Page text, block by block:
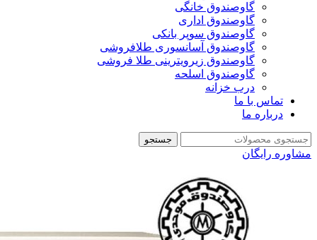
گاوصندوق خانگی
گاوصندوق اداری
گاوصندوق سوپر بانکی
گاوصندوق آسانسوری طلافروشی
گاوصندوق زیرویترینی طلا فروشی
گاوصندوق اسلحه
درب خزانه
تماس با ما
درباره ما
جستجو
مشاوره رایگان